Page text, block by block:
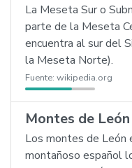
La Meseta Sur o
parte de la Meseta
encuentra al sur del
la Meseta Norte).
Fuente: wikipedia.org
Montes de León
Los montes de León
montañoso español